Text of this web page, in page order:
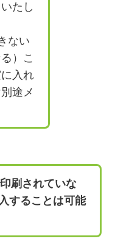
たし
ない
）こ
入れ
途メ
刷されていな
することは可能